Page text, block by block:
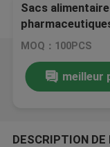
Sacs
thermiques
Sacs à
à manches
MOQ：100PCS
meilleur
DESCRIPTION DE